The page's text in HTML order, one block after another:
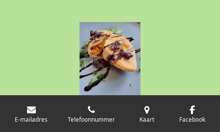
E-mailadres Telefoonnummer Kaart Facebook